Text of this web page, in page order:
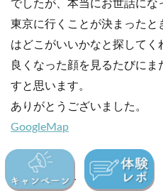
でしたが、本当にお世話にな
東京に行くことが決まったと
はどこがいいかなと探してく
良くなった顔を見るたびに
すと思います。
ありがとうございました。
GoogleMap
③院長情報